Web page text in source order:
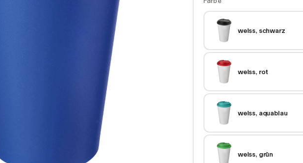
weiss, schwarz
weiss, rot
weiss, aquablau
weiss, grün